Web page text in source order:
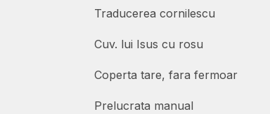
Traducerea cornilescu
Cuv. lui Isus cu rosu
Coperta tare, fara fermoar
Prelucrata manual